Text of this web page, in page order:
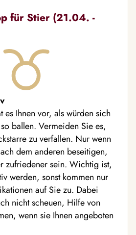
für Stier (21.04. -
es Ihnen vor, als würden sich
ballen. Vermeiden Sie es,
zu verfallen. Nur wenn
dem anderen beseitigen,
zufriedener sein. Wichtig ist,
werden, sonst kommen nur
auf Sie zu. Dabei
nicht scheuen, Hilfe von
wenn sie Ihnen angeboten